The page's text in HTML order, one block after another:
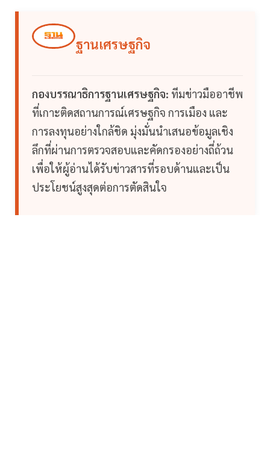
ฐานเศรษฐกิจ
กองบรรณาธิการฐานเศรษฐกิจ: ทีมข่าวมืออาชีพ
ที่เกาะติดสถานการณ์เศรษฐกิจ การเมือง และ
การลงทุนอย่างใกล้ชิด มุ่งมั่นนำเสนอข้อมูลเชิง
ลึกที่ผ่านการตรวจสอบและคัดกรองอย่างถี่ถ้วน
เพื่อให้ผู้อ่านได้รับข่าวสารที่รอบด้านและเป็น
ประโยชน์สูงสุดต่อการตัดสินใจ